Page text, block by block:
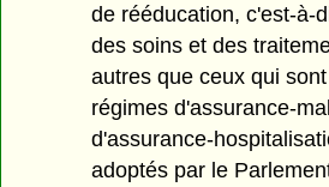
de rééducation, c'est-à-
des soins et des
autres que ceux qui
régimes d'assurance-
d'assurance-
adoptés par le